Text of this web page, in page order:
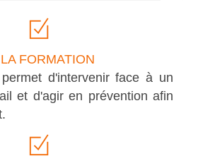
FORMATION
d'intervenir face à un
et d'agir en prévention afin